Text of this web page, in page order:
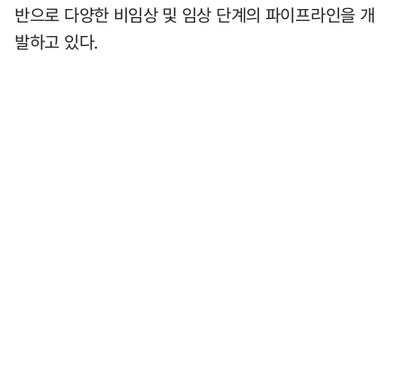
반으로 다양한 비임상 및 임상 단계의 파이프라인을 개
발하고 있다.